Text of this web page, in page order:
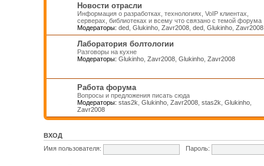
Новости отрасли
Информация о разработках, технологиях, VoIP клиентах,
серверах, библиотеках и всему что связано с темой форума
Модераторы: ded, Glukinho, Zavr2008, ded, Glukinho, Zavr2008
Лаборатория болтологии
Разговоры на кухне
Модераторы: Glukinho, Zavr2008, Glukinho, Zavr2008
Работа форума
Вопросы и предложения писать сюда
Модераторы: stas2k Glukinho, Zavr2008, stas2k Glukinho,
Zavr2008
ВХОД
Имя пользователя:
Пароль: